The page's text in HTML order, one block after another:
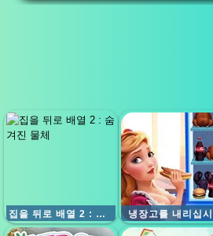
집을 뒤로 배열 2 : 숨겨진 물체 냉장고를 내리십